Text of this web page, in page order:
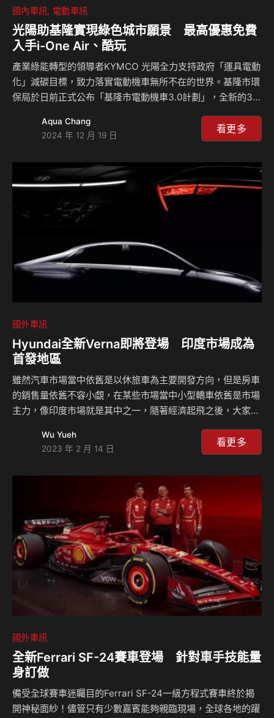
國內車訊 電動車訊
光陽助基隆實現綠色城市願景 最高優惠免費
入手i-One Air、酷玩
產業綠能轉型的領導者KYMCO 光陽全力支持政府「運具電動
化」減碳目標，致力落實電動機車無所不在的世界。基隆市環
保局於日前正式公布「基隆市電動機車3.0計劃」，全新的3.0
有的2.0方案也會續行。自2022年該計畫啟動以來，KYMCO
光陽一直是基隆市政府重要合作夥伴，這次也持續擔任推動角
畫方案將於2025年1月1日起開放登記，申請資格限20至45歲
基隆市民 (出生於69至94年次)，且需以「老舊燃油機車」進
行汰舊 (車籍需於2021年前於基隆掛牌)。此計畫推出包括…
Aqua Chang
2024 年 12 月 19 日
看更多
國外車訊
Hyundai全新Verna即將登場 印度市場成為
首發地區
雖然汽車市場當中依舊是以休旅車為主要開發方向，但是房車
的銷售量依舊不容小覷，在某些市場當中小型轎車依舊是市場
主力，像印度市場就是其中之一，隨著經濟起飛之後，大家對
在這個地方進行第六代Verna的發表，這輛小型轎車看起來不
再使用平價樸實的外觀，反而藉由各種新穎的設計讓車輛看起
方只是先行在網路上透露的預告圖片，而從預告圖片當中可以
發覺全新的Verna擁有著相當前衛的設計，尤其在車輛線條部
分非常吸睛，車頭銳利的鈑金折線搭配上貫穿車頭的日行燈造
型，彷彿就像是電動車款一般讓人心動，而銳利的水…
Wu Yueh
2023 年 2 月 14 日
看更多
國外車訊
全新Ferrari SF-24賽車登場 針對車手技能量
身訂做
備受全球賽車迷矚目的Ferrari SF-24一級方程式賽車終於揭
開神秘面紗！儘管只有少數嘉賓能夠親臨現場，全球各地的躍